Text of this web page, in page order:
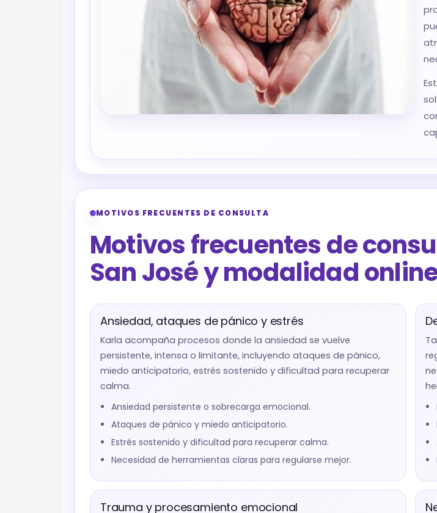
MOTIVOS FRECUENTES DE CONSULTA
Motivos frecuentes de
San José y modalidad
Ansiedad, ataques de pánico y estrés
Karla acompaña procesos donde la ansiedad se vuelve
persistente, intensa o limitante, incluyendo ataques de pánico,
miedo anticipatorio, estrés sostenido y dificultad para recuperar
calma.
Ansiedad persistente o sobrecarga emocional.
Ataques de pánico y miedo anticipatorio.
Estrés sostenido y dificultad para recuperar calma.
Necesidad de herramientas claras para regularse mejor.
Trauma y procesamiento emocional